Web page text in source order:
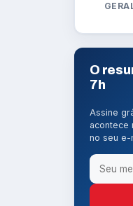
O
7h
Assine
acontece
no seu e-